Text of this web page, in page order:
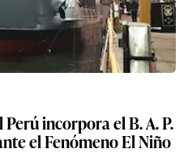
incorpora el B. A. P.
el Fenómeno El Niño